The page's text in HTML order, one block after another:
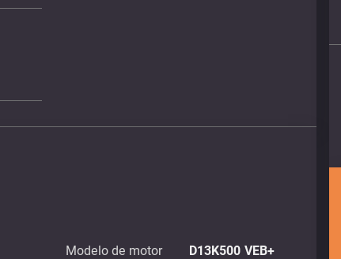
Modelo de motor D13K500 VEB+